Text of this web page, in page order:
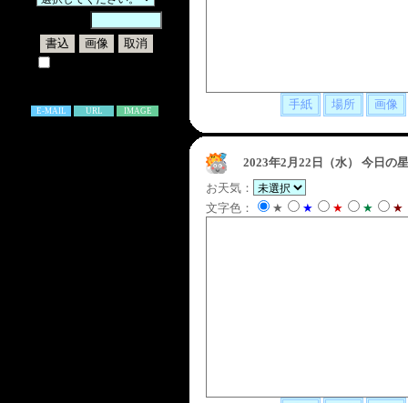
E-MAIL URL IMAGE
2023年2月22日（水）
今日の
お天気：
文字色：
★ ★ ★ ★ ★